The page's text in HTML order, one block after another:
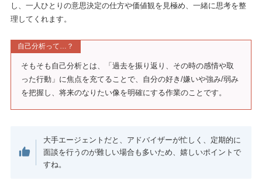
し、一人ひとりの意思決定の仕方や価値観を見極め、一緒に思考を整
理してくれます。
自己分析って…？
そもそも自己分析とは、「過去を振り返り、その時の感情や取
った行動」に焦点を充てることで、自分の好き/嫌いや強み/弱み
を把握し、将来のなりたい像を明確にする作業のことです。
大手エージェントだと、アドバイザーが忙しく、定期的に
面談を行うのが難しい場合も多いため、嬉しいポイントで
すね。